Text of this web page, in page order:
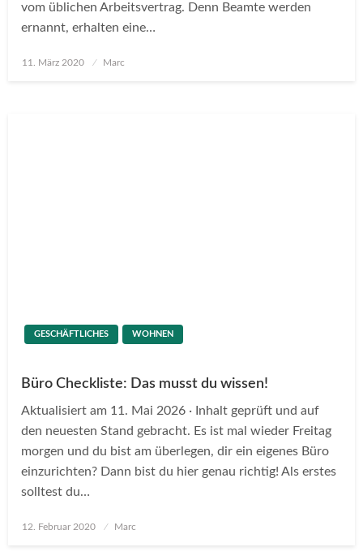
vom üblichen Arbeitsvertrag. Denn Beamte werden
ernannt, erhalten eine…
Posted
11. März 2020 Marc
GESCHÄFTLICHES WOHNEN
Büro Checkliste: Das musst du wissen!
Aktualisiert am 11. Mai 2026 · Inhalt geprüft und auf
den neuesten Stand gebracht. Es ist mal wieder Freitag
morgen und du bist am überlegen, dir ein eigenes Büro
einzurichten? Dann bist du hier genau richtig! Als erstes
solltest du…
Posted
12. Februar 2020 Marc